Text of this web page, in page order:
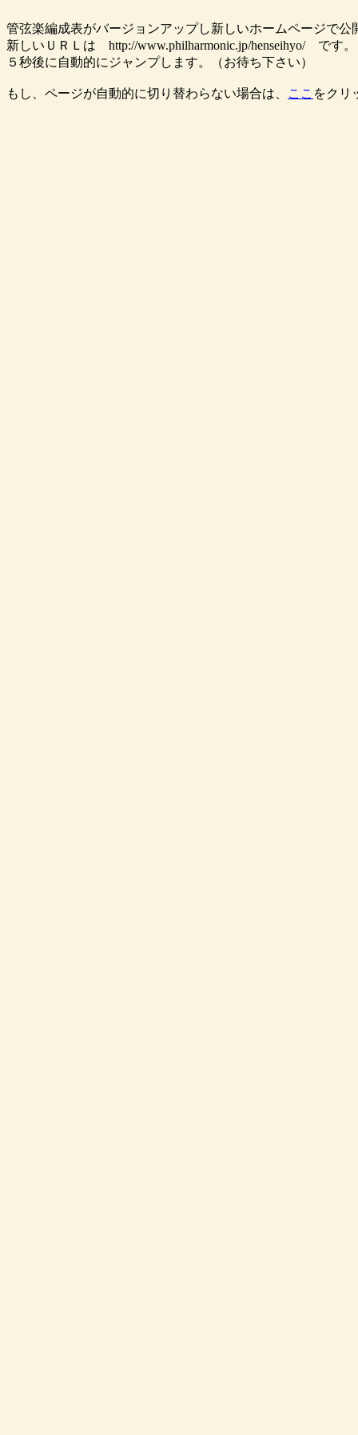
管弦楽編成表がバージョンアップし新しいホームページで公
新しいＵＲＬは http://www.philharmonic.jp/henseihyo/ です。
５秒後に自動的にジャンプします。（お待ち下さい）
もし、ページが自動的に切り替わらない場合は、 ここ をクリ